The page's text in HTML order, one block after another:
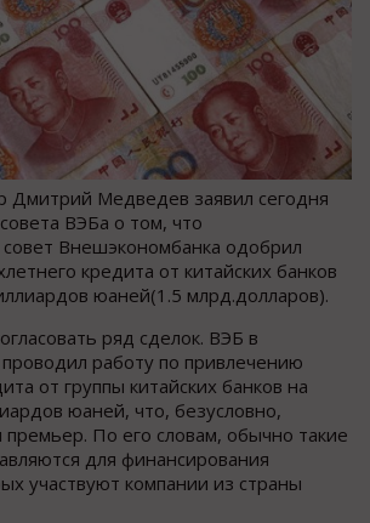
Дмитрий Медведев заявил сегодня
ВЭБа о том, что
Внешэкономбанка одобрил
кредита от китайских банков
юаней(1.5 млрд.долларов).
ряд сделок. ВЭБ в
работу по привлечению
от группы китайских банков на
юаней, что, безусловно,
По его словам, обычно такие
для финансирования
участвуют компании из страны